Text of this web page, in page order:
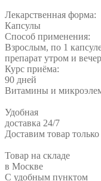
Лекарственная форма:
Капсулы
Способ применения:
Взрослым, по 1
препарат утром и
Курс приёма:
90 дней
Витамины и
Удобная
доставка 24/7
Доставим товар
Товар на складе
в Москве
С удобным пунктом